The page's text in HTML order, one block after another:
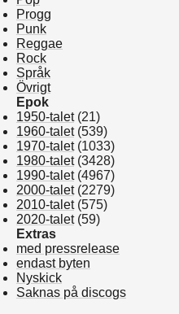
Progg
Punk
Reggae
Rock
Språk
Övrigt
Epok
1950-talet(21)
1960-talet(539)
1970-talet(1033)
1980-talet(3428)
1990-talet(4967)
2000-talet(2279)
2010-talet(575)
2020-talet(59)
Extras
med pressrelease
endast byten
Nyskick
Saknas på discogs